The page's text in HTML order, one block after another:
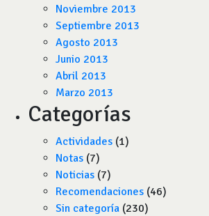
Noviembre 2013
Septiembre 2013
Agosto 2013
Junio 2013
Abril 2013
Marzo 2013
Categorías
Actividades (1)
Notas (7)
Noticias (7)
Recomendaciones (46)
Sin categoría (230)